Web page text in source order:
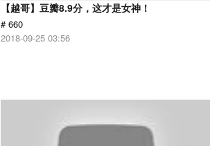
【越哥】豆瓣8.9分，这才是女神！
# 660
2018-09-25 03:56